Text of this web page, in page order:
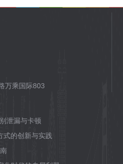
万乘国际803
泄漏与卡顿
式的创新与实践